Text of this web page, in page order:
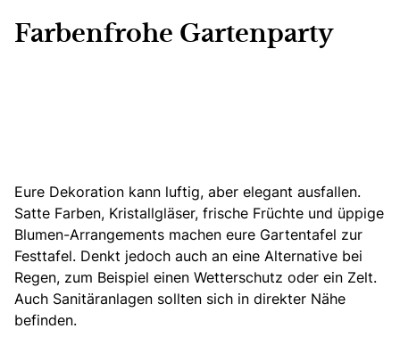
Farbenfrohe Gartenparty
Eure Dekoration kann luftig, aber elegant ausfallen.
Satte Farben, Kristallgläser, frische Früchte und üppige
Blumen-Arrangements machen eure Gartentafel zur
Festtafel. Denkt jedoch auch an eine Alternative bei
Regen, zum Beispiel einen Wetterschutz oder ein Zelt.
Auch Sanitäranlagen sollten sich in direkter Nähe
befinden.